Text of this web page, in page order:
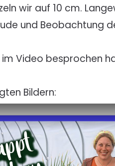
wir auf 10 cm.
und Beobachtung
im Video besprochen
Bildern: